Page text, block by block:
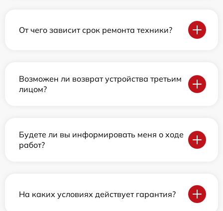
От чего зависит срок ремонта техники?
Возможен ли возврат устройства третьим
лицом?
Будете ли вы информировать меня о ходе
работ?
На каких условиях действует гарантия?